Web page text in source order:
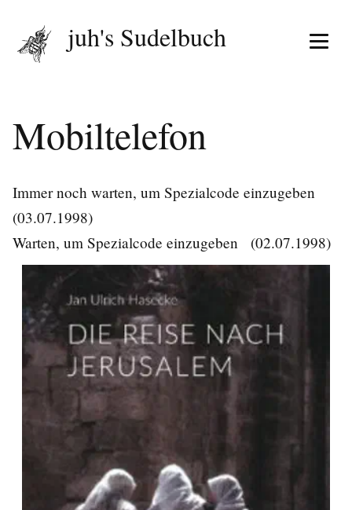
Menü
juh's Sudelbuch
Mobiltelefon
Immer noch warten, um Spezialcode einzugeben
(03.07.1998)
Warten, um Spezialcode einzugeben
(02.07.1998)